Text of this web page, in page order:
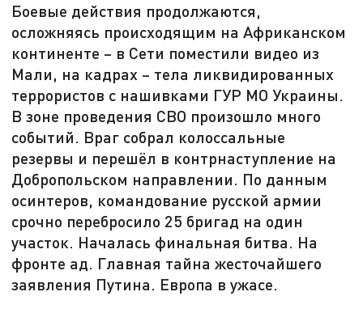
Боевые действия продолжаются,
осложняясь происходящим на Африканском
континенте – в Сети поместили видео из
Мали, на кадрах – тела ликвидированных
террористов с нашивками ГУР МО Украины.
В зоне проведения СВО произошло много
событий. Враг собрал колоссальные
резервы и перешёл в контрнаступление на
Добропольском направлении. По данным
осинтеров, командование русской армии
срочно перебросило 25 бригад на один
участок. Началась финальная битва. На
фронте ад. Главная тайна жесточайшего
заявления Путина. Европа в ужасе.